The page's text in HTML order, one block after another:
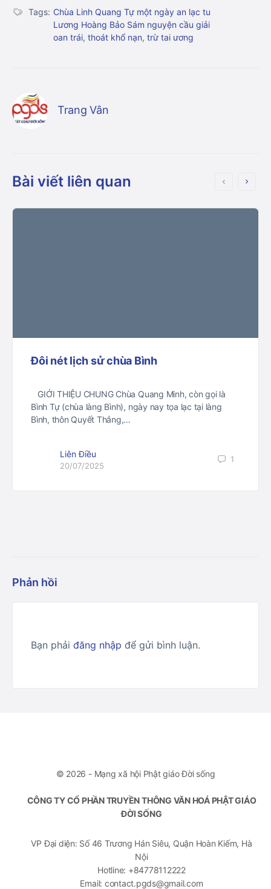
Tags: Chùa Linh Quang Tự một ngày an lạc tu
Lương Hoàng Bảo Sám nguyện cầu giải
oan trái, thoát khổ nạn, trừ tai ương
Trang Vân
Bài viết liên quan
Đôi nét lịch sử chùa Bình
GIỚI THIỆU CHUNG Chùa Quang Minh, còn gọi là
Bình Tự (chùa làng Bình), ngày nay tọa lạc tại làng
Bình, thôn Quyết Thắng,…
Liên Điều
20/07/2025
1
Phản hồi
Bạn phải đăng nhập để gửi bình luận.
© 2026 - Mạng xã hội Phật giáo Đời sống
ĐỜI SỐNG
VP Đại diện: Số 46 Trương Hán Siêu, Quận Hoàn Kiếm, Hà
Nội